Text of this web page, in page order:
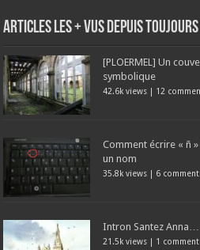
Articles les + vus depuis toujours
[PLOERMEL] Un
symbolique
42.6k views 12
Comment écrire « ñ
un nom
35.8k views 6
Intron Santez
21.5k views 1 comment